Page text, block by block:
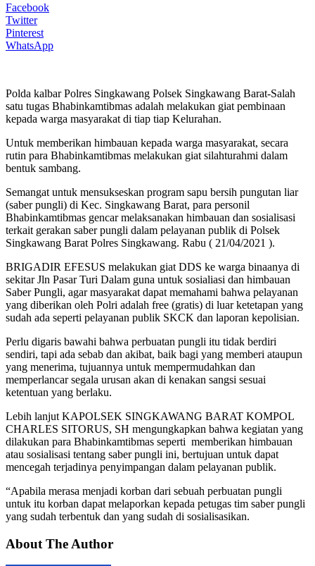
Facebook
Twitter
Pinterest
WhatsApp
Polda kalbar Polres Singkawang Polsek Singkawang Barat-Salah
satu tugas Bhabinkamtibmas adalah melakukan giat pembinaan
kepada warga masyarakat di tiap tiap Kelurahan.
Untuk memberikan himbauan kepada warga masyarakat, secara
rutin para Bhabinkamtibmas melakukan giat silahturahmi dalam
bentuk sambang.
Semangat untuk mensukseskan program sapu bersih pungutan liar
(saber pungli) di Kec. Singkawang Barat, para personil
Bhabinkamtibmas gencar melaksanakan himbauan dan sosialisasi
terkait gerakan saber pungli dalam pelayanan publik di Polsek
Singkawang Barat Polres Singkawang. Rabu ( 21/04/2021 ).
BRIGADIR EFESUS melakukan giat DDS ke warga binaanya di
sekitar Jln Pasar Turi Dalam guna untuk sosialiasi dan himbauan
Saber Pungli, agar masyarakat dapat memahami bahwa pelayanan
yang diberikan oleh Polri adalah free (gratis) di luar ketetapan yang
sudah ada seperti pelayanan publik SKCK dan laporan kepolisian.
Perlu digaris bawahi bahwa perbuatan pungli itu tidak berdiri
sendiri, tapi ada sebab dan akibat, baik bagi yang memberi ataupun
yang menerima, tujuannya untuk mempermudahkan dan
memperlancar segala urusan akan di kenakan sangsi sesuai
ketentuan yang berlaku.
Lebih lanjut KAPOLSEK SINGKAWANG BARAT KOMPOL
CHARLES SITORUS, SH mengungkapkan bahwa kegiatan yang
dilakukan para Bhabinkamtibmas seperti memberikan himbauan
atau sosialisasi tentang saber pungli ini, bertujuan untuk dapat
mencegah terjadinya penyimpangan dalam pelayanan publik.
“Apabila merasa menjadi korban dari sebuah perbuatan pungli
untuk itu korban dapat melaporkan kepada petugas tim saber pungli
yang sudah terbentuk dan yang sudah di sosialisasikan.
About The Author